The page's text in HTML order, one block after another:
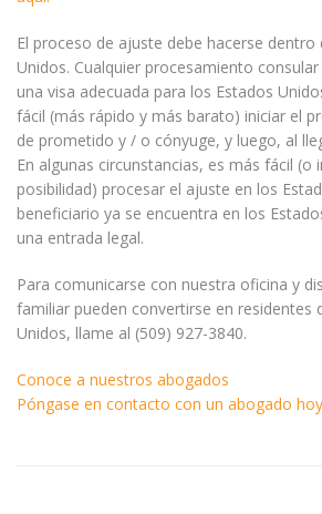
El proceso de ajuste debe hacerse dentro
Unidos. Cualquier procesamiento
una visa adecuada para los Estados
fácil (más rápido y más barato) iniciar el
de prometido y / o cónyuge, y luego, al
En algunas circunstancias, es más fácil (o
posibilidad) procesar el ajuste en los
beneficiario ya se encuentra en los
una entrada legal.
Para comunicarse con nuestra oficina y
familiar pueden convertirse en residentes
Unidos, llame al (509) 927-3840.
Conoce a nuestros abogados
Póngase en contacto con un abogado hoy